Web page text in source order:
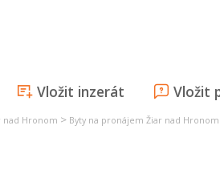
Vložit inzerát Vložit
nad Hronom > Byty na pronájem Žiar nad Hronom